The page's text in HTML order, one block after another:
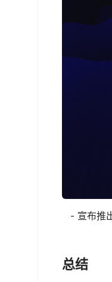
- 宣布推
总结